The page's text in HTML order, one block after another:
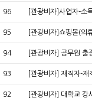
96 [관광비자]사업자-소
95 [관광비자]쇼핑몰(의
94 [관광비자] 공무원 출
93 [관광비자] 재직자-
92 [관광비자] 대학교